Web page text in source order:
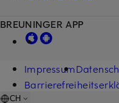
BREUNINGER APP
Impressum
CH